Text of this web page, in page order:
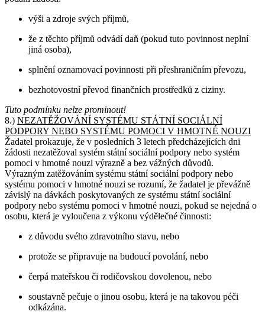
výši a zdroje svých příjmů,
že z těchto příjmů odvádí daň (pokud tuto povinnost neplní
jiná osoba),
splnění oznamovací povinnosti při přeshraničním převozu,
bezhotovostní převod finančních prostředků z ciziny.
Tuto podmínku nelze prominout!
8.) NEZATĚŽOVÁNÍ SYSTÉMU STÁTNÍ SOCIÁLNÍ
PODPORY NEBO SYSTÉMU POMOCI V HMOTNÉ NOUZI
Žadatel prokazuje, že v posledních 3 letech předcházejících dni
žádosti nezatěžoval systém státní sociální podpory nebo systém
pomoci v hmotné nouzi výrazně a bez vážných důvodů.
Výrazným zatěžováním systému státní sociální podpory nebo
systému pomoci v hmotné nouzi se rozumí, že žadatel je převážně
závislý na dávkách poskytovaných ze systému státní sociální
podpory nebo systému pomoci v hmotné nouzi, pokud se nejedná o
osobu, která je vyloučena z výkonu výdělečné činnosti:
z důvodu svého zdravotního stavu, nebo
protože se připravuje na budoucí povolání, nebo
čerpá mateřskou či rodičovskou dovolenou, nebo
soustavně pečuje o jinou osobu, která je na takovou péči
odkázána.